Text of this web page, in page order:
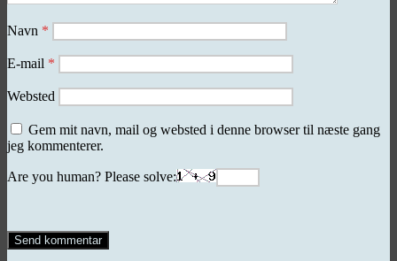
Navn *
E-mail *
Websted
Gem mit navn, mail og websted i denne browser til næste gang
jeg kommenterer.
Are you human? Please solve: